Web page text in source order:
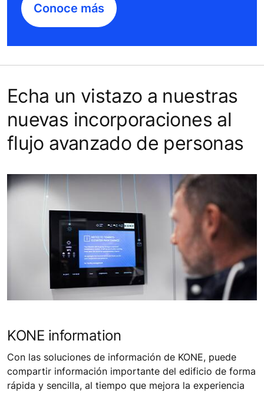
Conoce más
Echa un vistazo a nuestras
nuevas incorporaciones al
flujo avanzado de personas
KONE information
Con las soluciones de información de KONE, puede
compartir información importante del edificio de forma
rápida y sencilla, al tiempo que mejora la experiencia